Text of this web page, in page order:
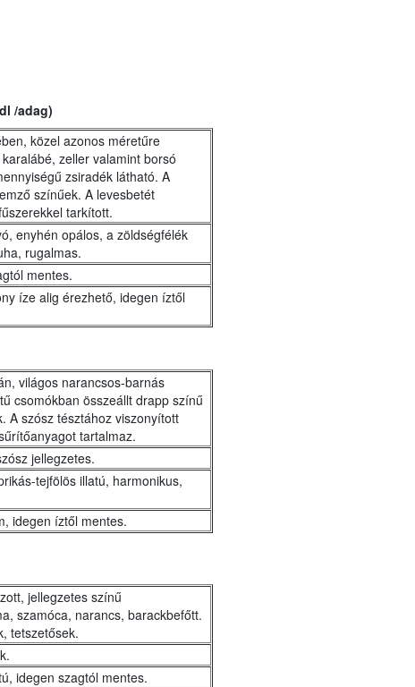
/adag)
közel azonos méretűre
zeller valamint borsó
zsiradék látható. A
színűek. A levesbetét
tarkított.
enyhén opálos, a zöldségfélék
rugalmas.
mentes.
íze alig érezhető, idegen íztől
világos narancsos-barnás
csomókban összeállt drapp színű
A szósz tésztához viszonyított
tartalmaz.
jellegzetes.
tejfölös illatú, harmonikus,
idegen íztől mentes.
jellegzetes színű
szamóca, narancs, barackbefőtt.
tetszetősek.
idegen szagtól mentes.